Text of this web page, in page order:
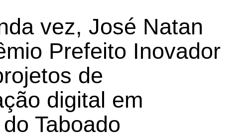
vez, José Natan
Prefeito Inovador
de
digital em
Taboado